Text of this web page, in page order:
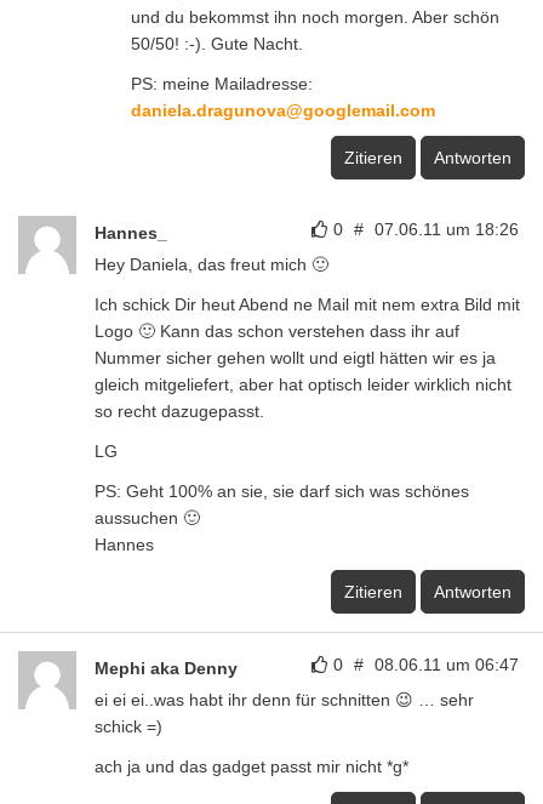
und du bekommst ihn noch morgen. Aber schön
50/50! :-). Gute Nacht.
PS: meine Mailadresse:
daniela.dragunova@googlemail.com
Zitieren Antworten
0 # 07.06.11 um 18:26
Hannes_
Hey Daniela, das freut mich 🙂
Ich schick Dir heut Abend ne Mail mit nem extra Bild mit
Logo 🙂 Kann das schon verstehen dass ihr auf
Nummer sicher gehen wollt und eigtl hätten wir es ja
gleich mitgeliefert, aber hat optisch leider wirklich nicht
so recht dazugepasst.
LG
PS: Geht 100% an sie, sie darf sich was schönes
aussuchen 🙂
Hannes
Zitieren Antworten
0 # 08.06.11 um 06:47
Mephi aka Denny
ei ei ei..was habt ihr denn für schnitten 😉 … sehr
schick =)
ach ja und das gadget passt mir nicht *g*